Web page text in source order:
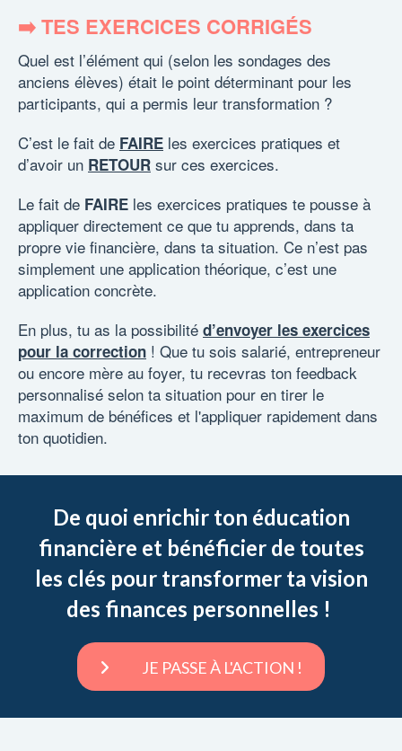
➡️ TES EXERCICES CORRIGÉS
Quel est l’élément qui (selon les sondages des
anciens élèves) était le point déterminant pour les
participants, qui a permis leur transformation ?
C’est le fait de FAIRE les exercices pratiques et
d’avoir un RETOUR sur ces exercices.
Le fait de FAIRE les exercices pratiques te pousse à
appliquer directement ce que tu apprends, dans ta
propre vie financière, dans ta situation. Ce n’est pas
simplement une application théorique, c’est une
application concrète.
En plus, tu as la possibilité d’envoyer les exercices
pour la correction ! Que tu sois salarié, entrepreneur
ou encore mère au foyer, tu recevras ton feedback
personnalisé selon ta situation pour en tirer le
maximum de bénéfices et l'appliquer rapidement dans
ton quotidien.
De quoi enrichir ton éducation
financière et bénéficier de toutes
les clés pour transformer ta vision
des finances personnelles !
JE PASSE À L'ACTION !